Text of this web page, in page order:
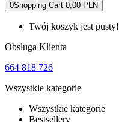
0Shopping Cart 0,00 PLN
Twój koszyk jest pusty!
Obsługa Klienta
664 818 726
Wszystkie kategorie
Wszystkie kategorie
Bestsellery